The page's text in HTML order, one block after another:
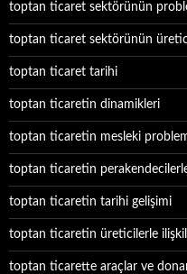
toptan ticaret sektörünün
toptan ticaret sektörünün
toptan ticaret tarihi
toptan ticaretin dinamikleri
toptan ticaretin mesleki
toptan ticaretin
toptan ticaretin tarihi gelişimi
toptan ticaretin üreticilerle
toptan ticarette araçlar ve